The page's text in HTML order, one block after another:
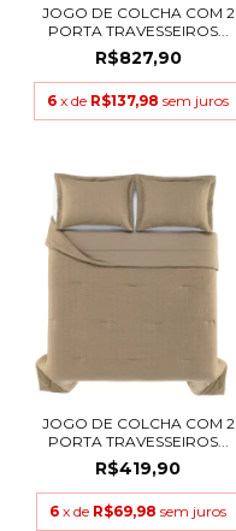
JOGO DE COLCHA COM 2
PORTA TRAVESSEIROS...
R$827,90
6 x de R$137,98 sem juros
JOGO DE COLCHA COM 2
PORTA TRAVESSEIROS...
R$419,90
6 x de R$69,98 sem juros